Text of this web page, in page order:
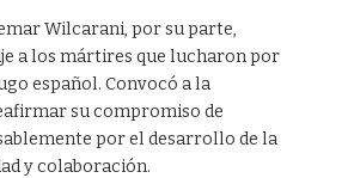
Wilcarani, por su parte,
a los mártires que lucharon por
español. Convocó a la
su compromiso de
por el desarrollo de la
y colaboración.